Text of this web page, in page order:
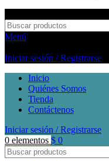
Menú
Iniciar sesión / Registrarse
Inicio
Quiénes Somos
Tienda
Contáctenos
Iniciar sesión / Registrarse
0 elementos $ 0